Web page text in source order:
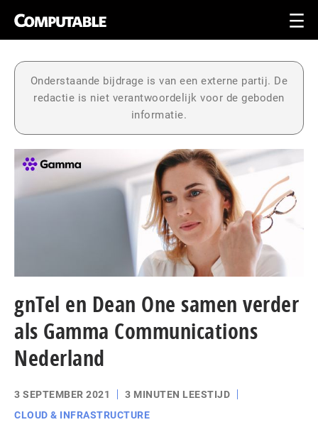
Onderstaande bijdrage is van een externe partij. De
redactie is niet verantwoordelijk voor de geboden
informatie.
gnTel en Dean One samen verder
als Gamma Communications
Nederland
3 SEPTEMBER 2021
3 MINUTEN LEESTIJD
CLOUD & INFRASTRUCTURE